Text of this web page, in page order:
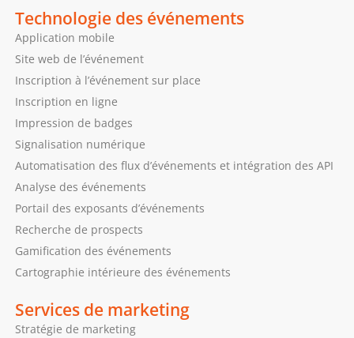
Technologie des événements
Application mobile
Site web de l’événement
Inscription à l’événement sur place
Inscription en ligne
Impression de badges
Signalisation numérique
Automatisation des flux d’événements et intégration des API
Analyse des événements
Portail des exposants d’événements
Recherche de prospects
Gamification des événements
Cartographie intérieure des événements
Services de marketing
Stratégie de marketing